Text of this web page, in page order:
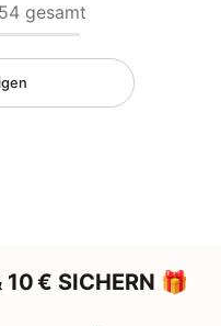
gesamt
10 € SICHERN 🎁